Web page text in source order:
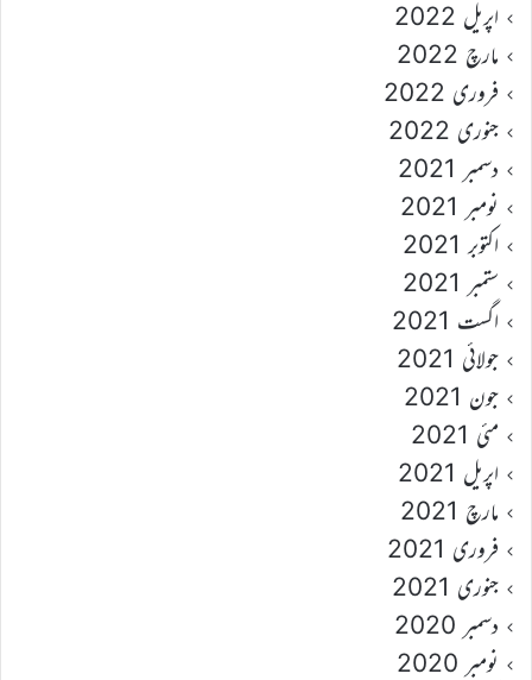
اپریل 2022
مارچ 2022
فروری 2022
جنوری 2022
دسمبر 2021
نومبر 2021
اکتوبر 2021
ستمبر 2021
اگست 2021
جولائی 2021
جون 2021
مئی 2021
اپریل 2021
مارچ 2021
فروری 2021
جنوری 2021
دسمبر 2020
نومبر 2020